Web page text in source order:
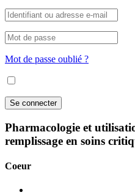
Mot de passe oublié ?
Pharmacologie et
remplissage en soins
Coeur